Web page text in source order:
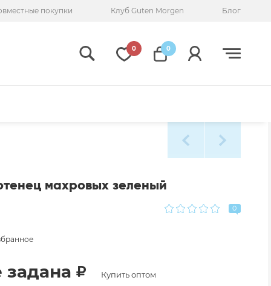
покупки Клуб Guten Morgen Блог
0 0
махровых зеленый
0
Купить оптом